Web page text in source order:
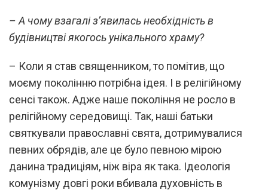
– А чому взагалі з’явилась необхідність в
будівництві якогось унікального храму?
– Коли я став священником, то помітив, що
моєму поколінню потрібна ідея. І в релігійному
сенсі також. Адже наше покоління не росло в
релігійному середовищі. Так, наші батьки
святкували православні свята, дотримувалися
певних обрядів, але це було певною мірою
данина традиціям, ніж віра як така. Ідеологія
комунізму довгі роки вбивала духовність в